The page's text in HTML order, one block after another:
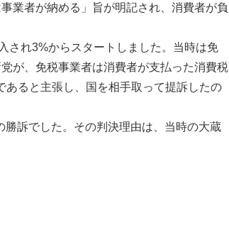
業者が納める」旨が明記され、消費者が負
れ3%からスタートしました。当時は免
が、免税事業者は消費者が支払った消費税
ると主張し、国を相手取って提訴したの
勝訴でした。その判決理由は、当時の大蔵